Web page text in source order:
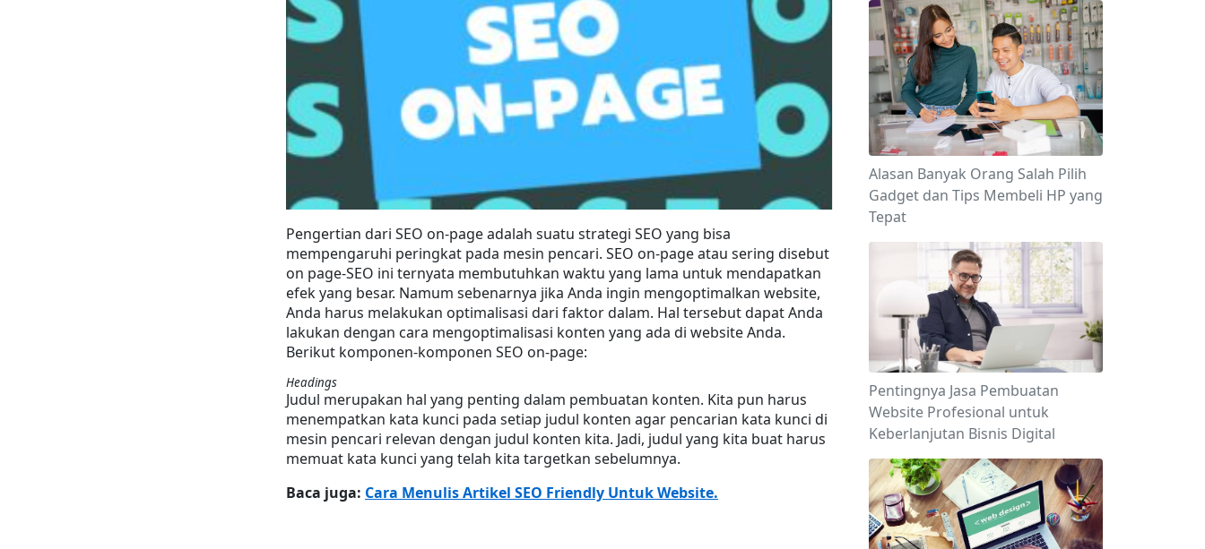
Pengertian dari SEO on-page adalah suatu strategi SEO yang bisa
mempengaruhi peringkat pada mesin pencari. SEO on-page atau sering disebut
on page-SEO ini ternyata membutuhkan waktu yang lama untuk mendapatkan
efek yang besar. Namum sebenarnya jika Anda ingin mengoptimalkan website,
Anda harus melakukan optimalisasi dari faktor dalam. Hal tersebut dapat Anda
lakukan dengan cara mengoptimalisasi konten yang ada di website Anda.
Berikut komponen-komponen SEO on-page:
Headings
Judul merupakan hal yang penting dalam pembuatan konten. Kita pun harus
menempatkan kata kunci pada setiap judul konten agar pencarian kata kunci di
mesin pencari relevan dengan judul konten kita. Jadi, judul yang kita buat harus
memuat kata kunci yang telah kita targetkan sebelumnya.
Baca juga: Cara Menulis Artikel SEO Friendly Untuk Website.
Alasan Banyak Orang Salah Pilih
Gadget dan Tips Membeli HP yang
Tepat
Pentingnya Jasa Pembuatan
Website Profesional untuk
Keberlanjutan Bisnis Digital